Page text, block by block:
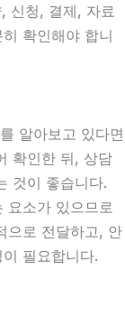
신청, 결제, 자료
확인해야 합니
알아보고 있다면
확인한 뒤, 상담
것이 좋습니다.
요소가 있으므로
으로 전달하고, 안
필요합니다.